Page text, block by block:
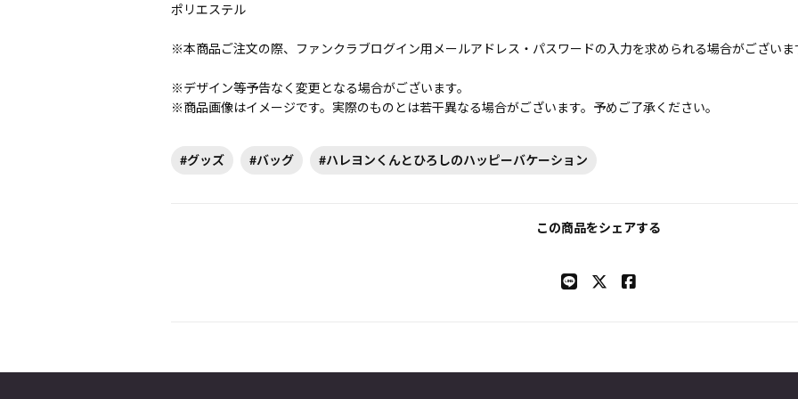
ポリエステル
※本商品ご注文の際、ファンクラブログイン用メールアドレス・パスワードの入力を求められる場合がございま
※デザイン等予告なく変更となる場合がございます。
※商品画像はイメージです。実際のものとは若干異なる場合がございます。予めご了承ください。
#グッズ #バッグ #ハレヨンくんとひろしのハッピーバケーション
この商品をシェアする